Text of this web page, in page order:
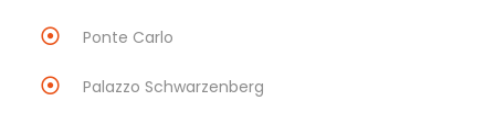
Ponte Carlo
Palazzo Schwarzenberg